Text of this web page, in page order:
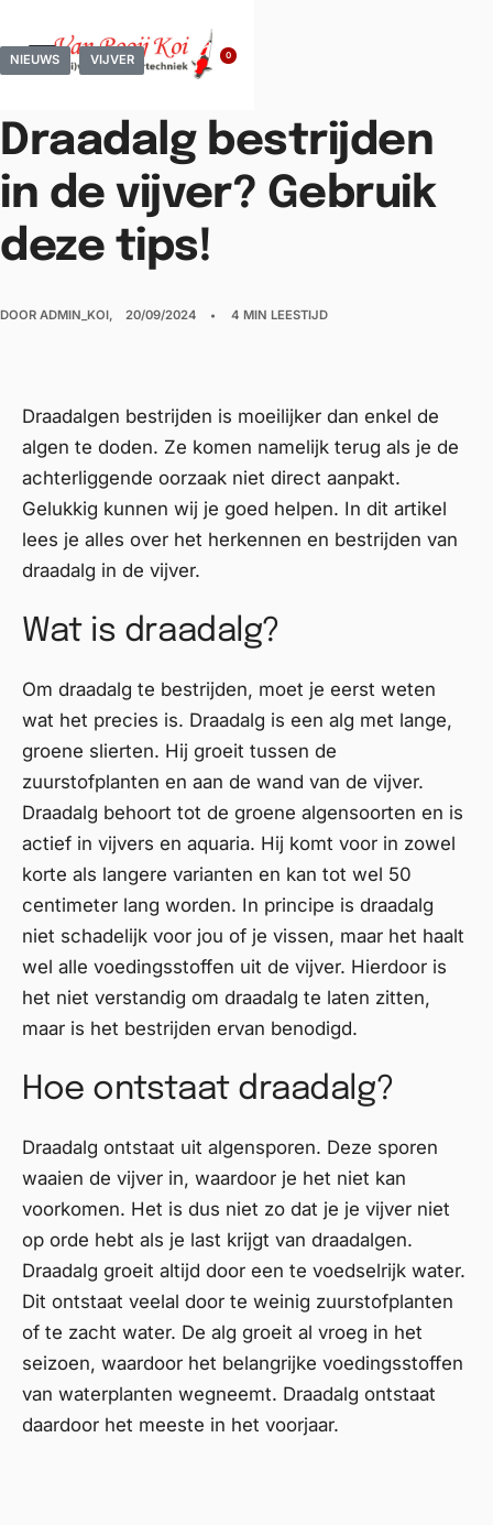
0
NIEUWS VIJVER
Draadalg bestrijden
in de vijver? Gebruik
deze tips!
DOOR ADMIN_KOI 20/09/2024 4 MIN LEESTIJD
Draadalgen bestrijden is moeilijker dan enkel de
algen te doden. Ze komen namelijk terug als je de
achterliggende oorzaak niet direct aanpakt.
Gelukkig kunnen wij je goed helpen. In dit artikel
lees je alles over het herkennen en bestrijden van
draadalg in de vijver.
Wat is draadalg?
Om draadalg te bestrijden, moet je eerst weten
wat het precies is. Draadalg is een alg met lange,
groene slierten. Hij groeit tussen de
zuurstofplanten en aan de wand van de vijver.
Draadalg behoort tot de groene algensoorten en is
actief in vijvers en aquaria. Hij komt voor in zowel
korte als langere varianten en kan tot wel 50
centimeter lang worden. In principe is draadalg
niet schadelijk voor jou of je vissen, maar het haalt
wel alle voedingsstoffen uit de vijver. Hierdoor is
het niet verstandig om draadalg te laten zitten,
maar is het bestrijden ervan benodigd.
Hoe ontstaat draadalg?
Draadalg ontstaat uit algensporen. Deze sporen
waaien de vijver in, waardoor je het niet kan
voorkomen. Het is dus niet zo dat je je vijver niet
op orde hebt als je last krijgt van draadalgen.
Draadalg groeit altijd door een te voedselrijk water.
Dit ontstaat veelal door te weinig zuurstofplanten
of te zacht water. De alg groeit al vroeg in het
seizoen, waardoor het belangrijke voedingsstoffen
van waterplanten wegneemt. Draadalg ontstaat
daardoor het meeste in het voorjaar.